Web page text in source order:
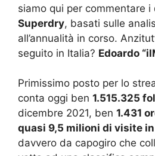
siamo qui per commentare
Superdry, basati sulle
all’annualità in corso.
seguito in Italia? Edoardo
Primissimo posto per lo
conta oggi ben 1.515.325
dicembre 2021, ben 1.431
quasi 9,5 milioni di visite
davvero da capogiro che